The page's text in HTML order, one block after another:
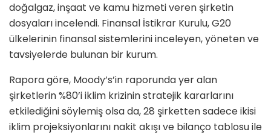
doğalgaz, inşaat ve kamu hizmeti veren şirketin
dosyaları incelendi. Finansal İstikrar Kurulu, G20
ülkelerinin finansal sistemlerini inceleyen, yöneten ve
tavsiyelerde bulunan bir kurum.
Rapora göre, Moody’s’in raporunda yer alan
şirketlerin %80’i iklim krizinin stratejik kararlarını
etkilediğini söylemiş olsa da, 28 şirketten sadece ikisi
iklim projeksiyonlarını nakit akışı ve bilanço tablosu ile